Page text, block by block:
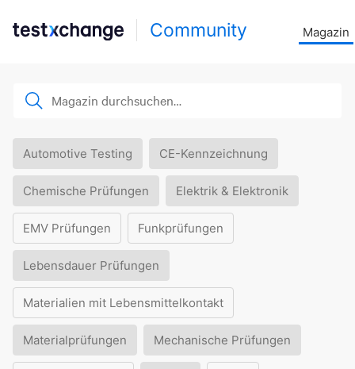
Community Magazin
Automotive Testing CE-Kennzeichnung
Chemische Prüfungen Elektrik & Elektronik
EMV Prüfungen Funkprüfungen
Lebensdauer Prüfungen
Materialien mit Lebensmittelkontakt
Materialprüfungen Mechanische Prüfungen